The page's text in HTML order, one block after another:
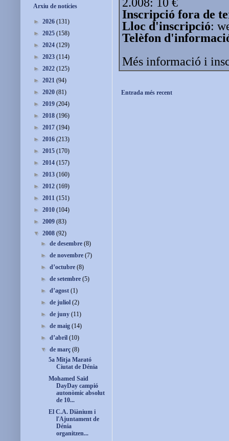
Inscripció fora de
Lloc d'inscripció:
Telèfon
Més informació i
Entrada més recent
Arxiu de notícies
► 2026 (131)
► 2025 (158)
► 2024 (129)
► 2023 (114)
► 2022 (125)
► 2021 (94)
► 2020 (81)
► 2019 (204)
► 2018 (196)
► 2017 (194)
► 2016 (213)
► 2015 (170)
► 2014 (157)
► 2013 (160)
► 2012 (169)
► 2011 (151)
► 2010 (104)
► 2009 (83)
▼ 2008 (92)
►de desembre(8)
►de novembre(7)
►d’octubre(8)
►de setembre(5)
►d’agost(1)
►de juliol(2)
►de juny(11)
►de maig(14)
►d’abril(10)
▼de març(8)
5a Mitja Marató
Ciutat de Dénia
Mohamed Saïd
DayDay campió
autonòmic absolut
de 10...
El C.A. Diànium i
l'Ajuntament de
Dénia
organitzen...